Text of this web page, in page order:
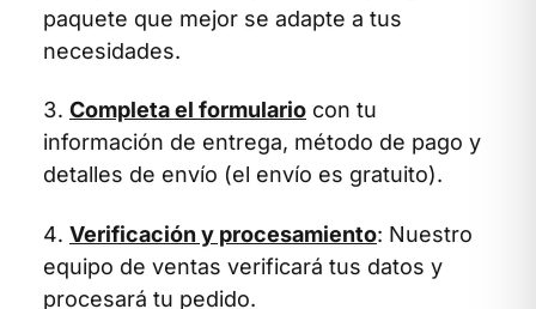
paquete que mejor se adapte a tus
necesidades.
Completa el formulario con tu
información de entrega, método de pago y
detalles de envío (el envío es gratuito).
Verificación y procesamiento: Nuestro
equipo de ventas verificará tus datos y
procesará tu pedido.